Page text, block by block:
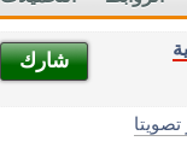
شارك
تصويتا